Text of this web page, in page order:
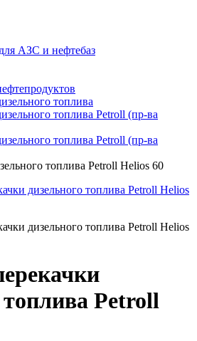
АЗС и нефтебаз
топлива
топлива Petroll (пр-ва
топлива Petroll (пр-ва
топлива Petroll Helios 60
топлива Petroll